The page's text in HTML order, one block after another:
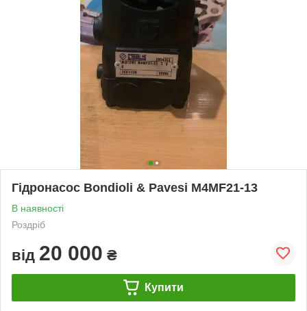
Гідронасос Bondioli & Pavesi M4MF21-13
В наявності
Роздріб
від 20 000 ₴
Купити